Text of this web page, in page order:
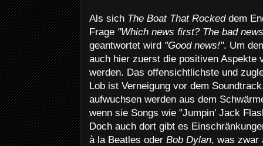
Als sich The Boat That Rockeddem
Frage "Which news first? The bad
geantwortet wird "Good news!". Um
auch hier zuerst die positiven Aspekte
werden. Das offensichtlichste und
Lob ist Verneigung vor dem
aufwuchsen werden aus dem
wenn sie Songs wie "Jumpin' Jack
Doch auch dort gibt es
à la Beatles oder Bob Dylan, was zwar